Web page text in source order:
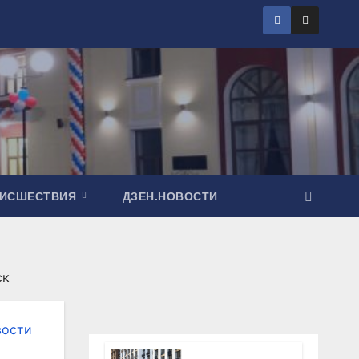
ДЗЕН.НОВОСТИ